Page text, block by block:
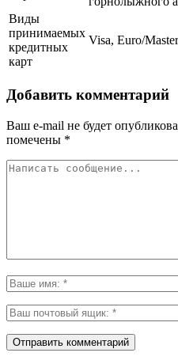
Виды
принимаемых
кредитных
карт
Visa, Euro/
Добавить комментарий
Ваш e-mail не будет
помечены *